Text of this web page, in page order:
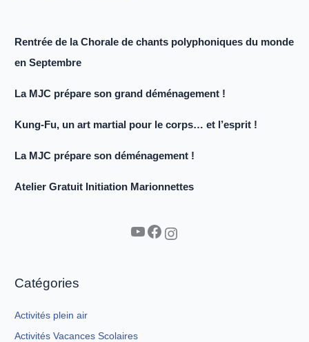
Rentrée de la Chorale de chants polyphoniques du monde
en Septembre
La MJC prépare son grand déménagement !
Kung-Fu, un art martial pour le corps… et l’esprit !
La MJC prépare son déménagement !
Atelier Gratuit Initiation Marionnettes
YouTube Facebook Instagram
Catégories
Activités plein air
Activités Vacances Scolaires